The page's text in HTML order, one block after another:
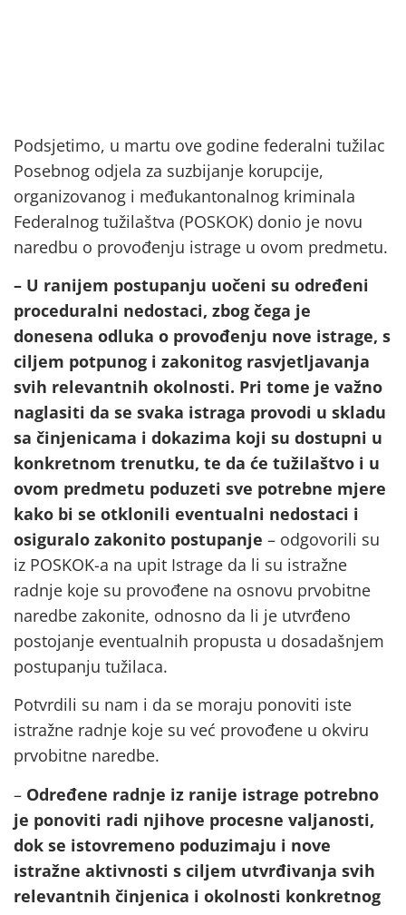
Podsjetimo, u martu ove godine federalni tužilac
Posebnog odjela za suzbijanje korupcije,
organizovanog i međukantonalnog kriminala
Federalnog tužilaštva (POSKOK) donio je novu
naredbu o provođenju istrage u ovom predmetu.
– U ranijem postupanju uočeni su određeni
proceduralni nedostaci, zbog čega je
donesena odluka o provođenju nove istrage, s
ciljem potpunog i zakonitog rasvjetljavanja
svih relevantnih okolnosti. Pri tome je važno
naglasiti da se svaka istraga provodi u skladu
sa činjenicama i dokazima koji su dostupni u
konkretnom trenutku, te da će tužilaštvo i u
ovom predmetu poduzeti sve potrebne mjere
kako bi se otklonili eventualni nedostaci i
osiguralo zakonito postupanje – odgovorili su
iz POSKOK-a na upit Istrage da li su istražne
radnje koje su provođene na osnovu prvobitne
naredbe zakonite, odnosno da li je utvrđeno
postojanje eventualnih propusta u dosadašnjem
postupanju tužilaca.
Potvrdili su nam i da se moraju ponoviti iste
istražne radnje koje su već provođene u okviru
prvobitne naredbe.
– Određene radnje iz ranije istrage potrebno
je ponoviti radi njihove procesne valjanosti,
dok se istovremeno poduzimaju i nove
istražne aktivnosti s ciljem utvrđivanja svih
relevantnih činjenica i okolnosti konkretnog